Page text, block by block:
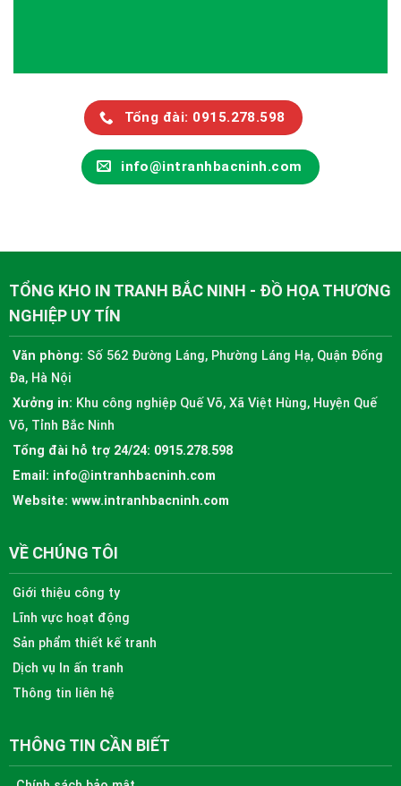
Tổng đài: 0915.278.598
info@intranhbacninh.com
TỔNG KHO IN TRANH BẮC NINH - ĐỒ HỌA THƯƠNG
NGHIỆP UY TÍN
Văn phòng: Số 562 Đường Láng, Phường Láng Hạ, Quận Đống
Đa, Hà Nội
Xưởng in: Khu công nghiệp Quế Võ, Xã Việt Hùng, Huyện Quế
Võ, Tỉnh Bắc Ninh
Tổng đài hỗ trợ 24/24: 0915.278.598
Email: info@intranhbacninh.com
Website: www.intranhbacninh.com
VỀ CHÚNG TÔI
Giới thiệu công ty
Lĩnh vực hoạt động
Sản phẩm thiết kế tranh
Dịch vụ In ấn tranh
Thông tin liên hệ
THÔNG TIN CẦN BIẾT